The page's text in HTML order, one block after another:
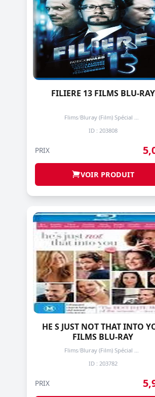
FILIERE 13 FILMS BLU-RAY
Flims/
ID : 203808
PRIX
VOIR PRODUIT
HE S JUST NOT THAT INTO
FILMS BLU-RAY
Flims/
Bluray (Film) Spécial + de 3 prochain -50%
ID : 203782
PRIX